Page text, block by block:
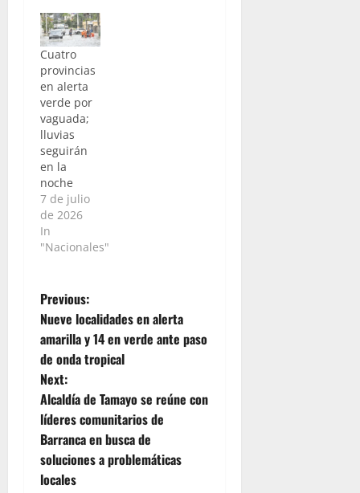
Cuatro
provincias
en alerta
verde por
vaguada;
lluvias
seguirán
en la
noche
7 de julio
de 2026
In
"Nacionales"
P
o
s
t
n
a
Previous:
Nueve localidades en alerta
amarilla y 14 en verde ante paso
de onda tropical
Next:
Alcaldía de Tamayo se reúne con
líderes comunitarios de
Barranca en busca de
soluciones a problemáticas
locales